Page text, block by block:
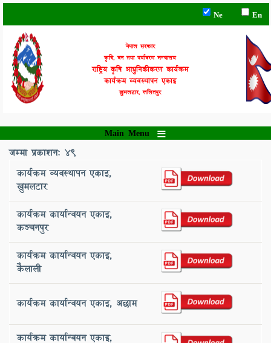
Skip
content
Ne En
नेपाल सरकार
कृषि, वन तथा पर्यावरण मन्त्रालय
राष्ट्रिय कृषि आधुनिकीकरण कार्यक्रम
कार्यक्रम व्यवस्थापन एकाइ
खुमलटार, ललितपुर
Main Menu
जम्मा प्रकाशन: 49
कार्यक्रम व्यवस्थापन एकाइ,
खुमलटार
कार्यक्रम कार्यान्वयन एकाइ, ‌
कञ्‍चनपुर
कार्यक्रम कार्यान्वयन एकाइ, ‌
कैलाली
कार्यक्रम कार्यान्वयन एकाइ, ‌अछाम
कार्यक्रम कार्यान्वयन एकाइ,